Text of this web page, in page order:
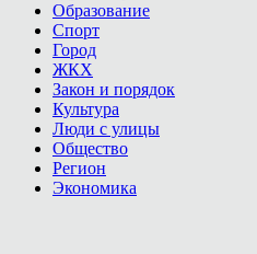
Образование
Спорт
Город
ЖКХ
Закон и порядок
Культура
Люди с улицы
Общество
Регион
Экономика